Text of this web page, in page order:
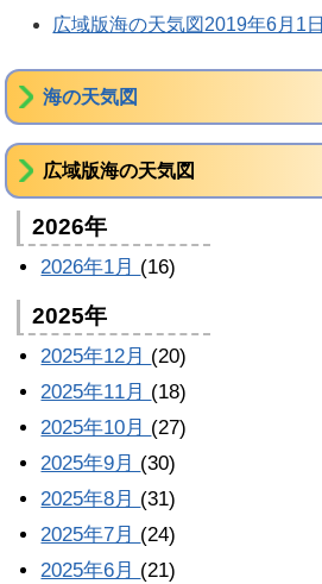
広域版海の天気図2019年6月1日
海の天気図
広域版海の天気図
2026年
2026年1月 (16)
2025年
2025年12月 (20)
2025年11月 (18)
2025年10月 (27)
2025年9月 (30)
2025年8月 (31)
2025年7月 (24)
2025年6月 (21)